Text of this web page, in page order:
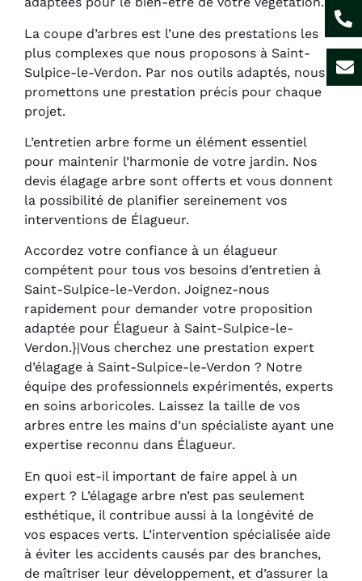
La coupe d’arbres est l’une des prestations les
plus complexes que nous proposons à Saint-
Sulpice-le-Verdon. Par nos outils adaptés, nous
promettons une prestation précis pour chaque
projet.
L’entretien arbre forme un élément essentiel
pour maintenir l’harmonie de votre jardin. Nos
devis élagage arbre sont offerts et vous donnent
la possibilité de planifier sereinement vos
interventions de Élagueur.
Accordez votre confiance à un élagueur
compétent pour tous vos besoins d’entretien à
Saint-Sulpice-le-Verdon. Joignez-nous
rapidement pour demander votre proposition
adaptée pour Élagueur à Saint-Sulpice-le-
Verdon.}|Vous cherchez une prestation expert
d’élagage à Saint-Sulpice-le-Verdon ? Notre
équipe des professionnels expérimentés, experts
en soins arboricoles. Laissez la taille de vos
arbres entre les mains d’un spécialiste ayant une
expertise reconnu dans Élagueur.
En quoi est-il important de faire appel à un
expert ? L’élagage arbre n’est pas seulement
esthétique, il contribue aussi à la longévité de
vos espaces verts. L’intervention spécialisée aide
à éviter les accidents causés par des branches,
de maîtriser leur développement, et d’assurer la